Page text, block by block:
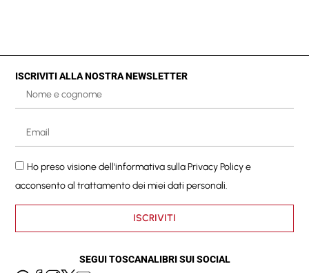
ISCRIVITI ALLA NOSTRA NEWSLETTER
Ho preso visione dell'informativa sullaPrivacy Policye
acconsento al trattamento dei miei dati personali.
ISCRIVITI
SEGUI TOSCANALIBRI SUI SOCIAL